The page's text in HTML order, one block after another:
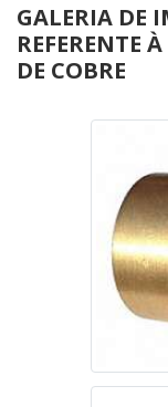
GALERIA DE
REFERENTE
DE COBRE